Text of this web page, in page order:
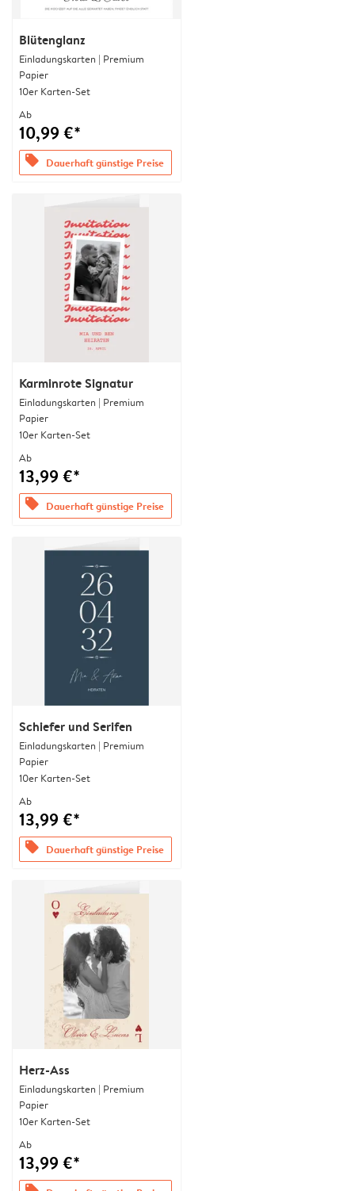
Blütenglanz
Einladungskarten | Premium
Papier
10er Karten-Set
Ab
10,99 €*
offers Dauerhaft günstige Preise
Karminrote Signatur
Einladungskarten | Premium
Papier
10er Karten-Set
Ab
13,99 €*
offers Dauerhaft günstige Preise
Schiefer und Serifen
Einladungskarten | Premium
Papier
10er Karten-Set
Ab
13,99 €*
offers Dauerhaft günstige Preise
Herz-Ass
Einladungskarten | Premium
Papier
10er Karten-Set
Ab
13,99 €*